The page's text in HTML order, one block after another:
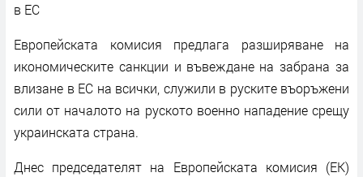
в ЕС
Европейската комисия предлага разширяване на
икономическите санкции и въвеждане на забрана за
влизане в ЕС на всички, служили в руските въоръжени
сили от началото на руското военно нападение срещу
украинската страна.
Днес председателят на Европейската комисия (ЕК)